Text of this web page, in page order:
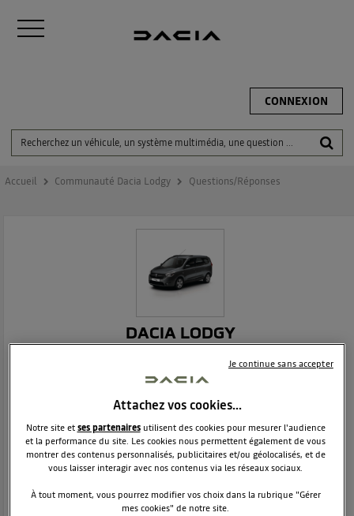
CONNEXION
Accueil Communauté Dacia Lodgy Questions/Réponses
DACIA LODGY
Voir la description
POSEZ UNE QUESTION
REJOINDRE
Attachez vos cookies…
Notre site etses partenairesutilisent des cookies pour mesurer l'audience
et la performance du site. Les cookies nous permettent également de vous
montrer des contenus personnalisés, publicitaires et/ou géolocalisés, et de
vous laisser interagir avec nos contenus via les réseaux sociaux.
À tout moment, vous pourrez modifier vos choix dans la rubrique "Gérer
mes cookies" de notre site.
Je continue sans accepter